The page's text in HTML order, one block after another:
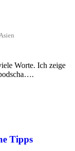
Worte. Ich zeige
Tipps